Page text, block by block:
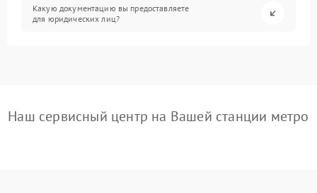
Какую документацию вы предоставляете
для юридических лиц?
Наш сервисный центр на Вашей станции метро